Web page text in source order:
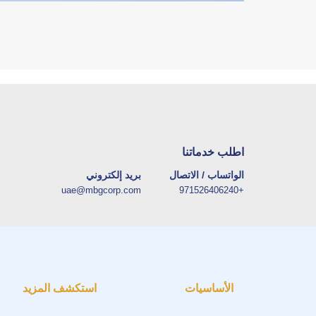
اطلب خدماتنا
الواتساب / الاتصال
+971526406240
بريد إلكتروني
uae@mbgcorp.com
الأساسيات استكشف المزيد